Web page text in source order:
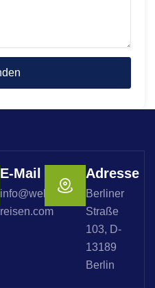
E-Mail
info@welterbe-
reisen.com
Adresse
Berliner
Straße
103, D-
13189
Berlin